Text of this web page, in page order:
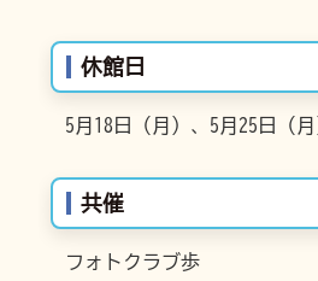
休館日
5月18日（月）、5月25日（月
共催
フォトクラブ歩